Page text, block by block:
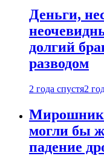
Деньги,
долгий
разводом
2 года спустя2
Мирошник
могли бы
падение